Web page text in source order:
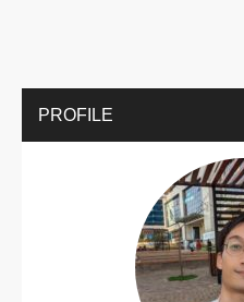
PROFILE